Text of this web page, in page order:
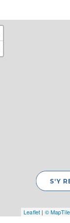
Leaflet | ©
S'Y